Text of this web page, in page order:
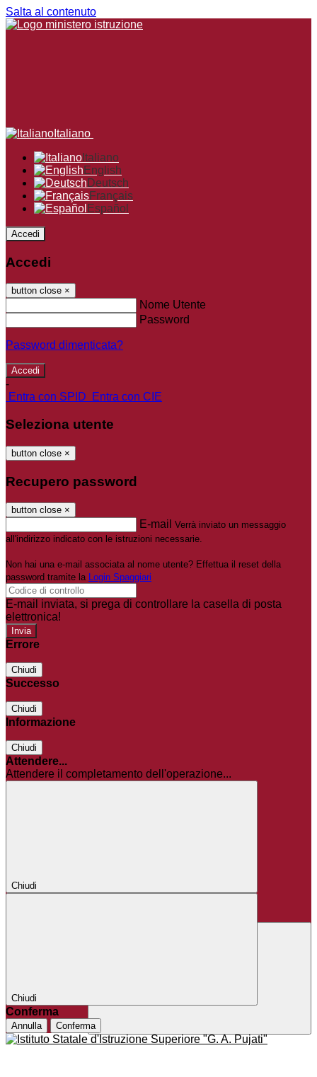
Salta al contenuto
Italiano
Italiano
English
Deutsch
Français
Español
Accedi
Accedi
button close ×
Nome Utente
Password
Password dimenticata?
-
Entra con SPID
Entra con CIE
Seleziona utente
button close ×
Recupero password
button close ×
E-mail Verrà inviato un messaggio
all'indirizzo indicato con le istruzioni necessarie.
Non hai una e-mail associata al nome utente? Effettua il reset della
password tramite la Login Spaggiari
E-mail inviata, si prega di controllare la casella di posta
elettronica!
Errore
Chiudi
Successo
Chiudi
Informazione
Chiudi
Attendere...
Attendere il completamento dell'operazione...
Chiudi
Chiudi
Conferma
Annulla Conferma